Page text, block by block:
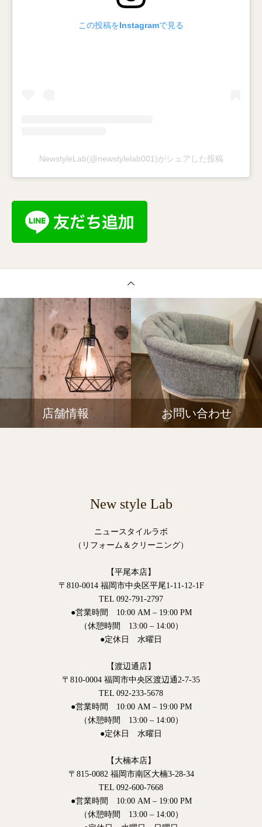
この投稿をInstagramで見る
NewstyleLab(@newstylelab001)がシェアした投稿
店舗情報 お問い合わせ
New style Lab
ニュースタイルラボ
（リフォーム＆クリーニング）
【平尾本店】
〒810-0014 福岡市中央区平尾1-11-12-1F
TEL 092-791-2797
●営業時間 10:00 AM – 19:00 PM
（休憩時間 13:00 – 14:00）
●定休日 水曜日
【渡辺通店】
〒810-0004 福岡市中央区渡辺通2-7-35
TEL 092-233-5678
●営業時間 10:00 AM – 19:00 PM
（休憩時間 13:00 – 14:00）
●定休日 水曜日
【大楠本店】
〒815-0082 福岡市南区大楠3-28-34
TEL 092-600-7668
●営業時間 10:00 AM – 19:00 PM
（休憩時間 13:00 – 14:00）